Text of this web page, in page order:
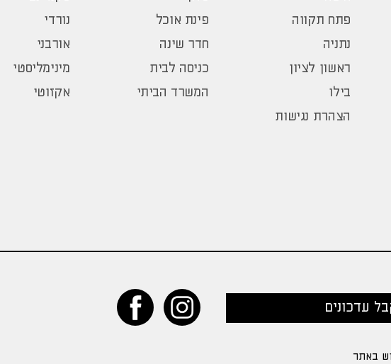
פתח תקווה
נתניה
ראשון לציון
בילו
הצהרת נגישות
פינת אוכל
חדר שינה
כניסה לבית
המשרד הביתי
נורדי
אורבני
מינימליסטי
אקזוטי
באתר